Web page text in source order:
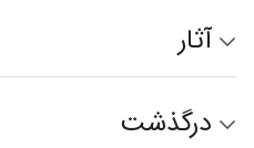
آثار
درگذشت